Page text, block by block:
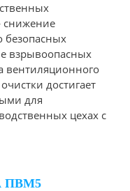
снижение
безопасных
взрывоопасных
вентиляционного
достигает
для
цехах с
ПВМ5